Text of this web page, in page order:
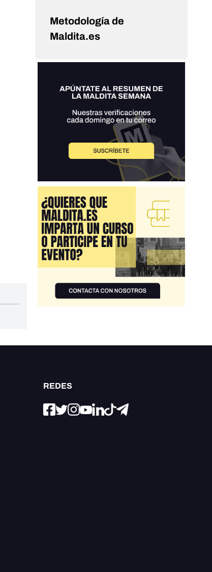
Metodología de
Maldita.es
REDES